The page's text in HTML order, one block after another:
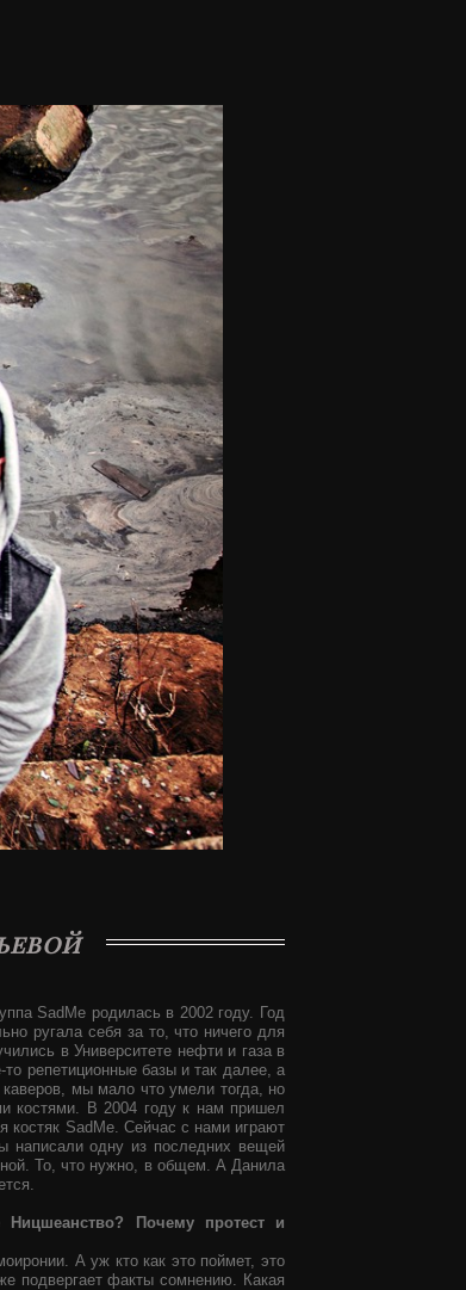
SadMe родилась в 2002 году. Год
ругала себя за то, что ничего для
в Университете нефти и газа в
репетиционные базы и так далее, а
мы мало что умели тогда, но
костями. В 2004 году к нам пришел
костяк SadMe. Сейчас с нами играют
написали одну из последних вещей
То, что нужно, в общем. А Данила
Почему протест и
А уж кто как это поймет, это
подвергает факты сомнению. Какая